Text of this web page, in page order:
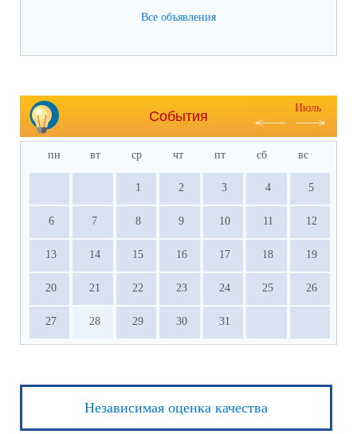
Все объявления
События
Июль
пн вт ср чт пт сб вс
1 2 3 4 5
6 7 8 9 10 11 12
13 14 15 16 17 18 19
20 21 22 23 24 25 26
27 28 29 30 31
Независимая оценка качества